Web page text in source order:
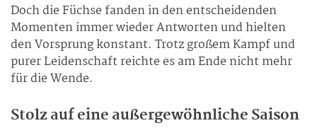
Doch die Füchse fanden in den entscheidenden
Momenten immer wieder Antworten und hielten
den Vorsprung konstant. Trotz großem Kampf und
purer Leidenschaft reichte es am Ende nicht mehr
für die Wende.
Stolz auf eine außergewöhnliche Saison